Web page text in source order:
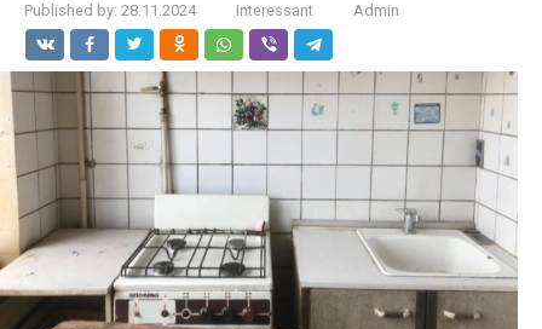
Published by: 28.11.2024 Interessant Admin